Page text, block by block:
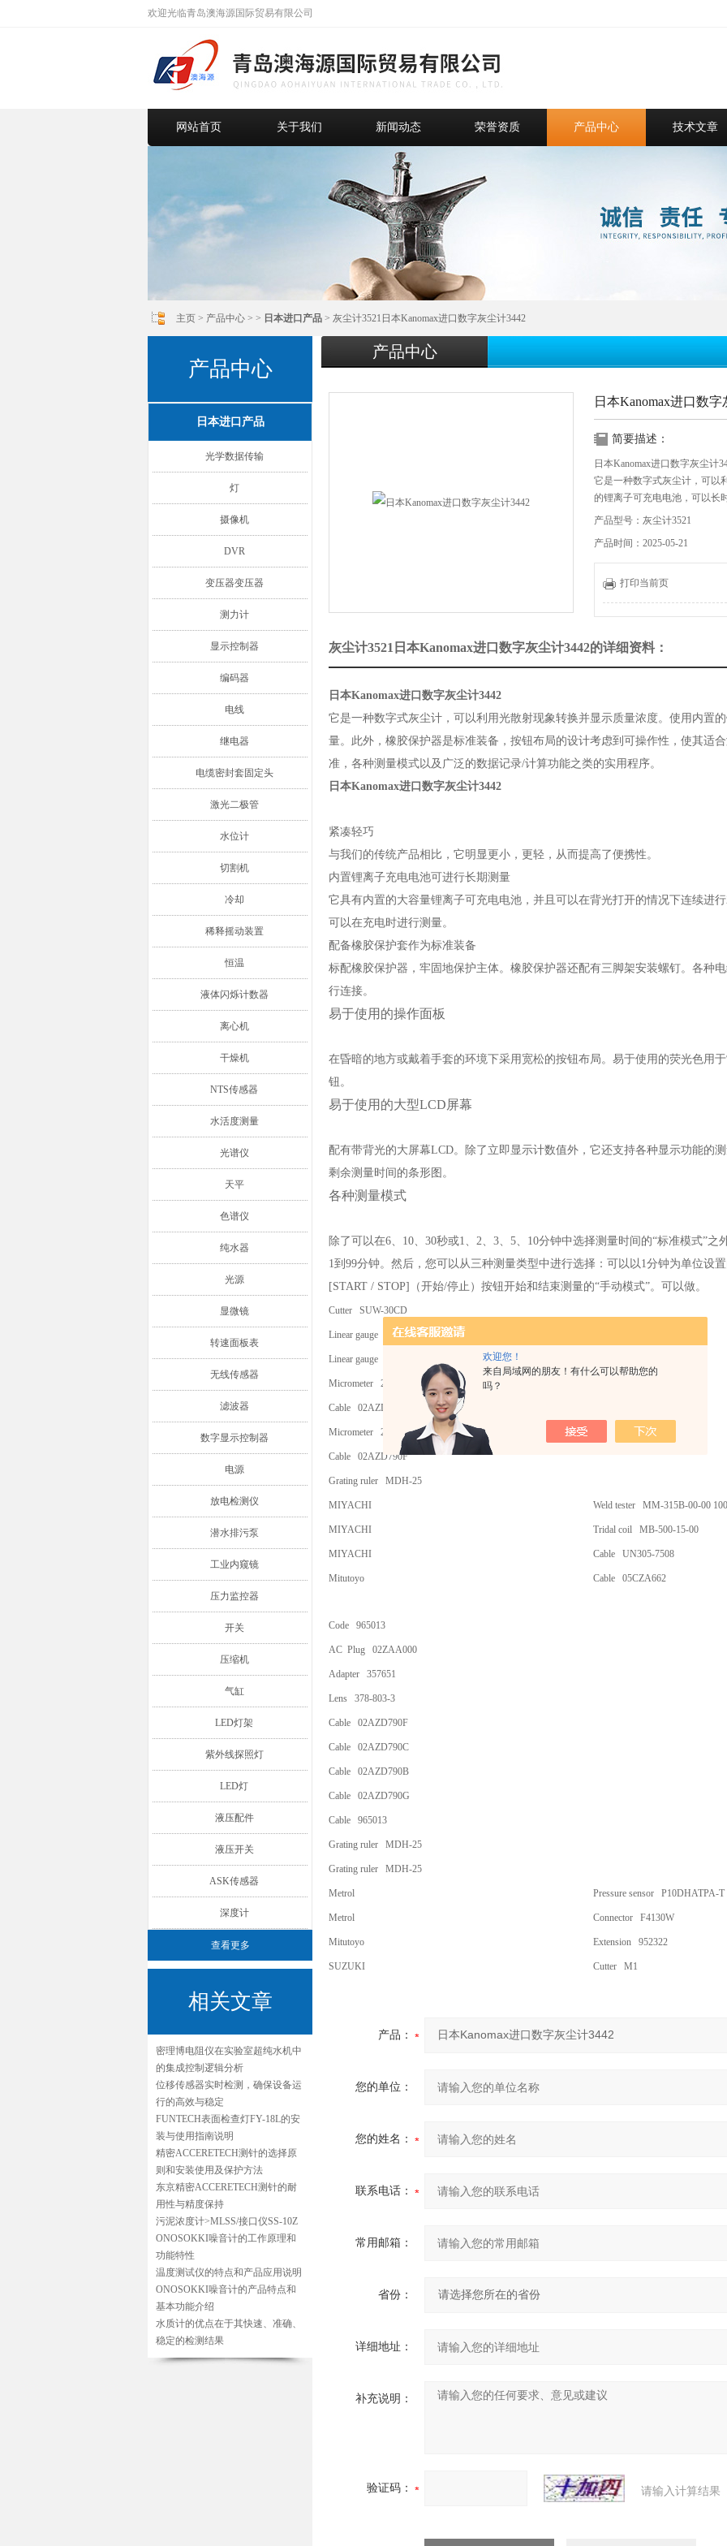
欢迎您！
来自局域网的朋友！有什么可以帮助您的
吗？
欢迎光临青岛澳海源国际贸易有限公司
网站首页 关于我们 新闻动态 荣誉资质 产品中心 技术文章
主页 > 产品中心 > > 日本进口产品 > 灰尘计3521日本Kanomax进口数字灰尘计3442
产品中心
日本进口产品
光学数据传输
灯
摄像机
DVR
变压器变压器
测力计
显示控制器
编码器
电线
继电器
电缆密封套固定头
激光二极管
水位计
切割机
冷却
稀释摇动装置
恒温
液体闪烁计数器
离心机
干燥机
NTS传感器
水活度测量
光谱仪
天平
色谱仪
纯水器
光源
显微镜
转速面板表
无线传感器
滤波器
数字显示控制器
电源
放电检测仪
潜水排污泵
工业内窥镜
压力监控器
开关
压缩机
气缸
LED灯架
紫外线探照灯
LED灯
液压配件
液压开关
ASK传感器
深度计
查看更多
相关文章
密理博电阻仪在实验室超纯水机中
的集成控制逻辑分析
位移传感器实时检测，确保设备运
行的高效与稳定
FUNTECH表面检查灯FY-18L的安
装与使用指南说明
精密ACCERETECH测针的选择原
则和安装使用及保护方法
东京精密ACCERETECH测针的耐
用性与精度保持
污泥浓度计>MLSS/接口仪SS-10Z
ONOSOKKI噪音计的工作原理和
功能特性
温度测试仪的特点和产品应用说明
ONOSOKKI噪音计的产品特点和
基本功能介绍
水质计的优点在于其快速、准确、
稳定的检测结果
产品中心
日本Kanomax进口数字
简要描述：
日本Kanomax进口数字灰尘计
它是一种数字式灰尘计，可以
的锂离子可充电电池，可以长
按钮布局的设计考虑到可操作
产品型号：灰尘计3521
产品时间：2025-05-21
打印当前页
灰尘计3521日本Kanomax进口数字灰尘计3442的详细资料：
日本Kanomax进口数字灰尘计3442
它是一种数字式灰尘计，可以利用光散射现象转换并显示质量浓度。使用内置
量。此外，橡胶保护器是标准装备，按钮布局的设计考虑到可操作性，使其适
准，各种测量模式以及广泛的数据记录/计算功能之类的实用程序。
日本Kanomax进口数字灰尘计3442
紧凑轻巧
与我们的传统产品相比，它明显更小，更轻，从而提高了便携性。
内置锂离子充电电池可进行长期测量
它具有内置的大容量锂离子可充电电池，并且可以在背光打开的情况下连续进
可以在充电时进行测量。
配备橡胶保护套作为标准装备
标配橡胶保护器，牢固地保护主体。橡胶保护器还配有三脚架安装螺钉。各种
行连接。
易于使用的操作面板
在昏暗的地方或戴着手套的环境下采用宽松的按钮布局。易于使用的荧光色用
钮。
易于使用的大型LCD屏幕
配有带背光的大屏幕LCD。除了立即显示计数值外，它还支持各种显示功能的
剩余测量时间的条形图。
各种测量模式
除了可以在6、10、30秒或1、2、3、5、10分钟中选择测量时间的“标准模式”
1到99分钟。然后，您可以从三种测量类型中进行选择：可以以1分钟为单位设
[START / STOP]（开始/停止）按钮开始和结束测量的“手动模式”。可以做。
Cutter SUW-30CD
Linear gauge 575-303
Linear gauge 542-072
Micrometer 293-230-30
Cable 02AZD790G
Micrometer 293-230-30
Cable 02AZD790F
Grating ruler MDH-25
MIYACHI Weld tester MM-315B-00-00
MIYACHI Tridal coil MB-500-15-00
MIYACHI Cable UN305-7508
Mitutoyo Cable 05CZA662
Code 965013
AC Plug 02ZAA000
Adapter 357651
Lens 378-803-3
Cable 02AZD790F
Cable 02AZD790C
Cable 02AZD790B
Cable 02AZD790G
Cable 965013
Grating ruler MDH-25
Grating ruler MDH-25
Metrol Pressure sensor P10DHATPA-T
Metrol Connector F4130W
Mitutoyo Extension 952322
SUZUKI Cutter M1
产品：
您的单位：
您的姓名：
联系电话：
常用邮箱：
省份：
详细地址：
补充说明：
验证码： 请输入计算结果